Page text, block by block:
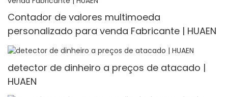
Contador de valores multimoeda
personalizado para venda Fabricante | HUAEN
detector de dinheiro a preços de atacado |
HUAEN